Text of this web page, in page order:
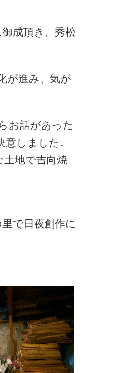
成頂き、秀松
が進み、気が
お話があった
しました。
土地で吉向焼
で日夜創作に